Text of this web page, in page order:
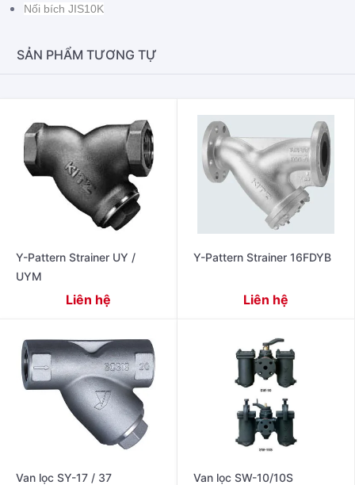
Nối bích JIS10K
SẢN PHẨM TƯƠNG TỰ
Y-Pattern Strainer UY /
UYM
Liên hệ
Y-Pattern Strainer 16FDYB
Liên hệ
Van lọc SY-17 / 37 Van lọc SW-10/10S